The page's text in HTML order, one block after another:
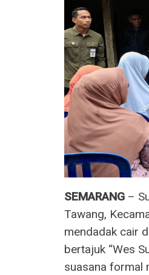
SEMARANG –
Tawang,
mendadak cair
bertajuk “Wes
suasana formal